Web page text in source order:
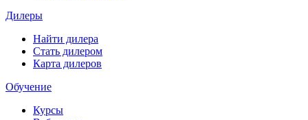
Дилеры
Найти дилера
Cтать дилером
Карта дилеров
Обучение
Курсы